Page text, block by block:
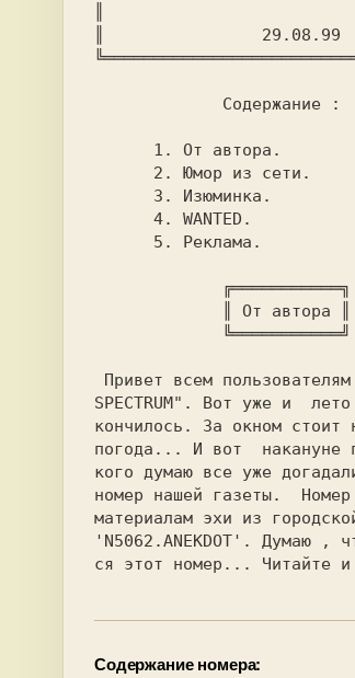
║
Содержание :
1. От автора.
2. Юмор из сети.
3. Изюминка.
4. WANTED.
5. Реклама.
╔═══════════╗
От автора
Привет всем
SPECTRUM". Вот уже и  лето
кончилось. За окном стоит
погода... И вот  накануне
кого думаю все уже
номер нашей газеты.
материалам эхи из
'N5062.ANEKDOT'. Думаю ,
ся этот номер... Читайте
Содержание номера: